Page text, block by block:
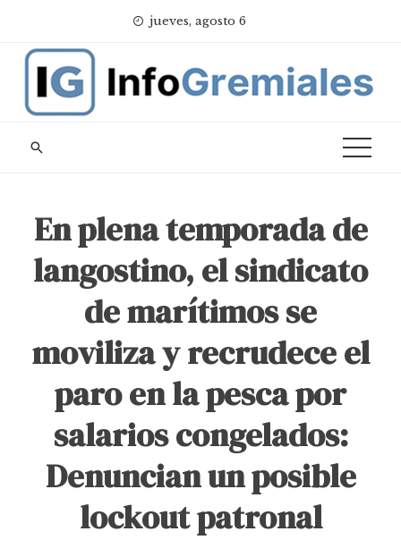
content
jueves, agosto 6
En plena temporada de
langostino, el sindicato
de marítimos se
moviliza y recrudece el
paro en la pesca por
salarios congelados:
Denuncian un posible
lockout patronal